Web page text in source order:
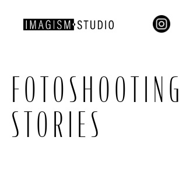
FOTOSHOOTING
STORIES